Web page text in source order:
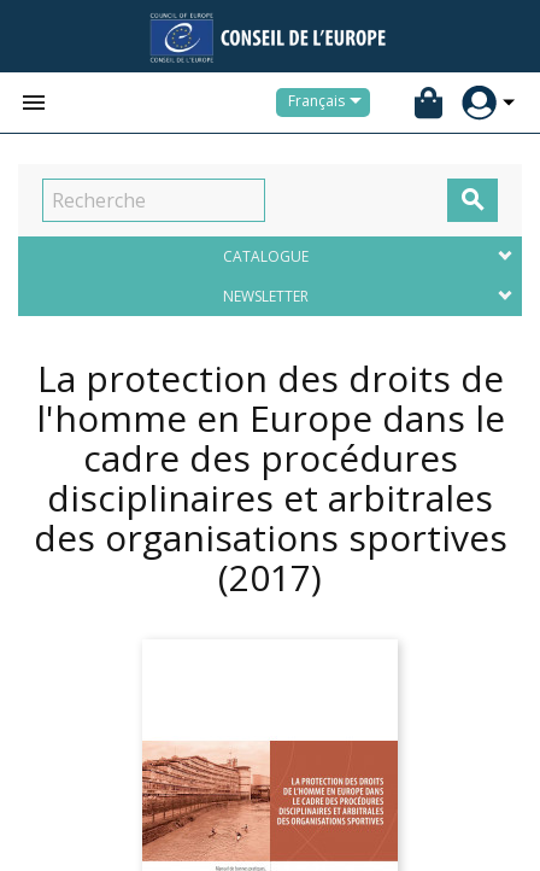
 Français

CATALOGUE
NEWSLETTER
La protection des droits de
l'homme en Europe dans le
cadre des procédures
disciplinaires et arbitrales
des organisations sportives
(2017)